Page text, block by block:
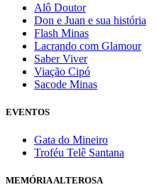
Alô Doutor
Don e Juan e sua história
Flash Minas
Lacrando com Glamour
Saber Viver
Viação Cipó
Sacode Minas
EVENTOS
Gata do Mineiro
Troféu Telê Santana
MEMÓRIA ALTEROSA